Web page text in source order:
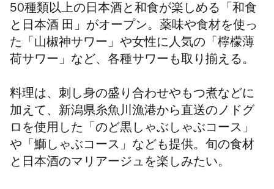
50種類以上の日本酒と和食が楽しめる「和食
と日本酒 田」がオープン。薬味や食材を使っ
た「山椒神サワー」や女性に人気の「檸檬薄
荷サワー」など、各種サワーも取り揃える。
料理は、刺し身の盛り合わせやもつ煮などに
加えて、新潟県糸魚川漁港から直送のノドグ
ロを使用した「のど黒しゃぶしゃぶコース」
や「鰤しゃぶコース」なども提供。旬の食材
と日本酒のマリアージュを楽しみたい。